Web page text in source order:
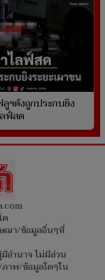
ฯดังถูกประกบยิง
ฟ์สด
ต
ณา/ข้อมูลอื่นๆที่
อำนาจ ไม่มีส่วน
ภาพ/ข้อมูลใดๆใน